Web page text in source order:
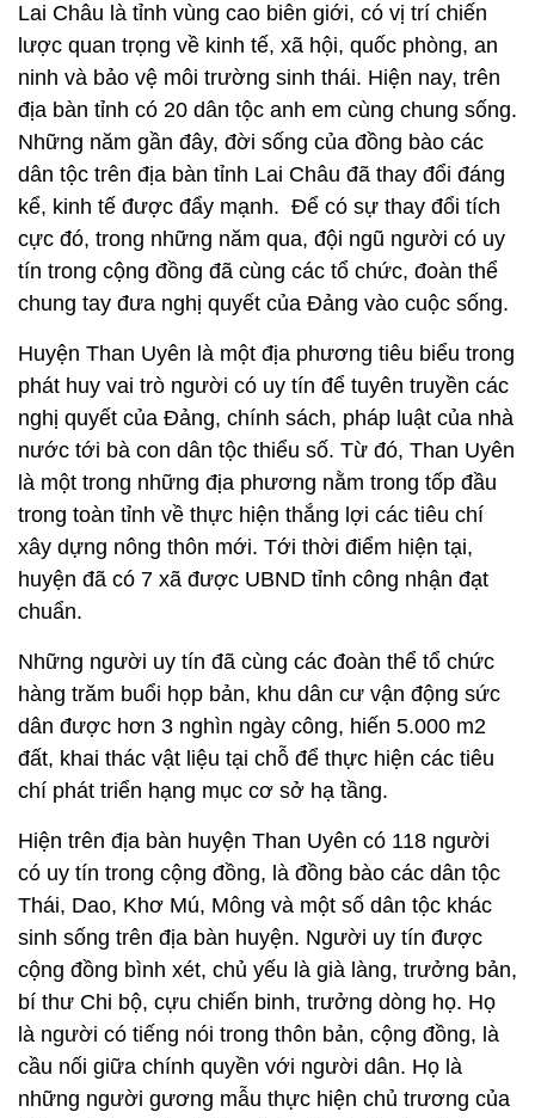
Lai Châu là tỉnh vùng cao biên giới, có vị trí chiến
lược quan trọng về kinh tế, xã hội, quốc phòng, an
ninh và bảo vệ môi trường sinh thái. Hiện nay, trên
địa bàn tỉnh có 20 dân tộc anh em cùng chung sống.
Những năm gần đây, đời sống của đồng bào các
dân tộc trên địa bàn tỉnh Lai Châu đã thay đổi đáng
kể, kinh tế được đẩy mạnh. Để có sự thay đổi tích
cực đó, trong những năm qua, đội ngũ người có uy
tín trong cộng đồng đã cùng các tổ chức, đoàn thể
chung tay đưa nghị quyết của Đảng vào cuộc sống.
Huyện Than Uyên là một địa phương tiêu biểu trong
phát huy vai trò người có uy tín để tuyên truyền các
nghị quyết của Đảng, chính sách, pháp luật của nhà
nước tới bà con dân tộc thiểu số. Từ đó, Than Uyên
là một trong những địa phương nằm trong tốp đầu
trong toàn tỉnh về thực hiện thắng lợi các tiêu chí
xây dựng nông thôn mới. Tới thời điểm hiện tại,
huyện đã có 7 xã được UBND tỉnh công nhận đạt
chuẩn.
Những người uy tín đã cùng các đoàn thể tổ chức
hàng trăm buổi họp bản, khu dân cư vận động sức
dân được hơn 3 nghìn ngày công, hiến 5.000 m2
đất, khai thác vật liệu tại chỗ để thực hiện các tiêu
chí phát triển hạng mục cơ sở hạ tầng.
Hiện trên địa bàn huyện Than Uyên có 118 người
có uy tín trong cộng đồng, là đồng bào các dân tộc
Thái, Dao, Khơ Mú, Mông và một số dân tộc khác
sinh sống trên địa bàn huyện. Người uy tín được
cộng đồng bình xét, chủ yếu là già làng, trưởng bản,
bí thư Chi bộ, cựu chiến binh, trưởng dòng họ. Họ
là người có tiếng nói trong thôn bản, cộng đồng, là
cầu nối giữa chính quyền với người dân. Họ là
những người gương mẫu thực hiện chủ trương của